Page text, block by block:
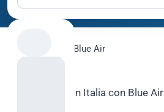
Blue Air
Vola lowcost in Italia con Blue Air